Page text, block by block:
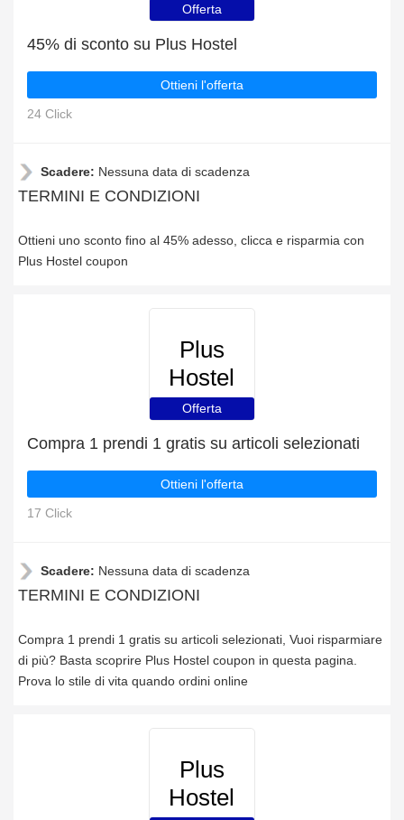
Offerta
45% di sconto su Plus Hostel
Ottieni l'offerta
24 Click
Scadere: Nessuna data di scadenza
TERMINI E CONDIZIONI
Ottieni uno sconto fino al 45% adesso, clicca e risparmia con
Plus Hostel coupon
Plus
Hostel
Offerta
Compra 1 prendi 1 gratis su articoli selezionati
Ottieni l'offerta
17 Click
Scadere: Nessuna data di scadenza
TERMINI E CONDIZIONI
Compra 1 prendi 1 gratis su articoli selezionati, Vuoi risparmiare
di più? Basta scoprire Plus Hostel coupon in questa pagina.
Prova lo stile di vita quando ordini online
Plus
Hostel